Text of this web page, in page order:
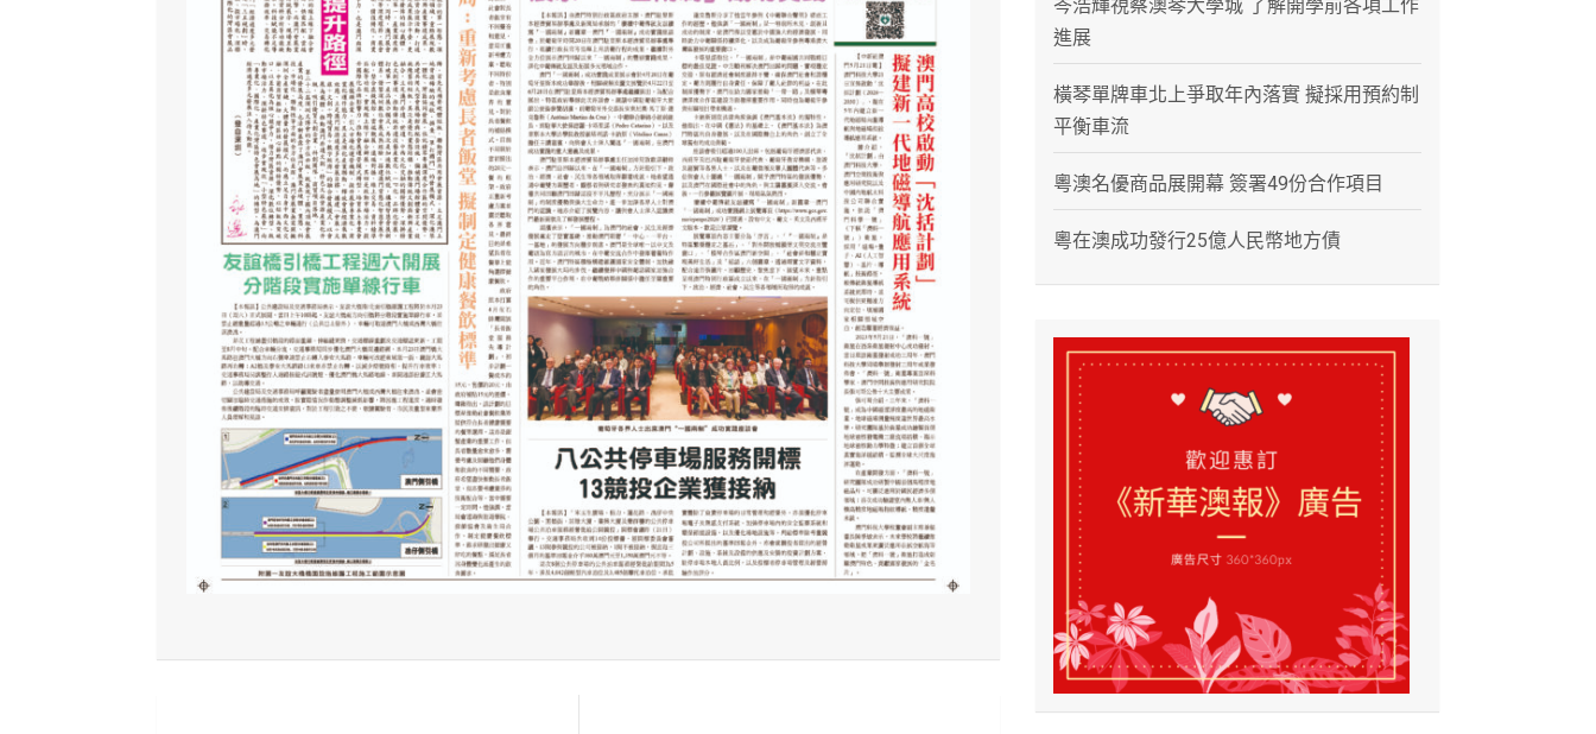
岑浩輝視察澳琴大學城 了解開學前各項工作
進展
橫琴單牌車北上爭取年內落實 擬採用預約制
平衡車流
粵澳名優商品展開幕 簽署49份合作項目
粵在澳成功發行25億人民幣地方債